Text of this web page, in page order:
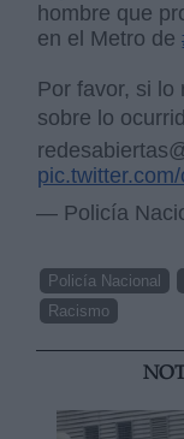
hombre que
en el Metro de
Por favor, si lo
sobre lo
— Policía
Policía Nacional
Racismo